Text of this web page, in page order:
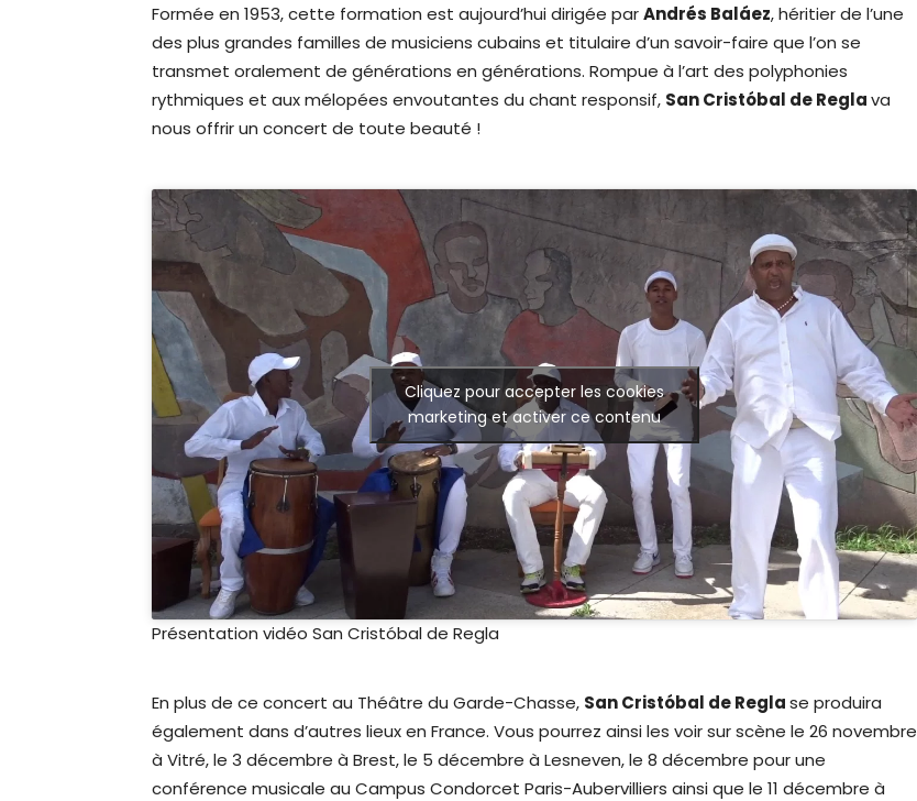
Formée en 1953, cette formation est aujourd’hui dirigée parAndrés Baláez, héritier de l’une
des plus grandes familles de musiciens cubains et titulaire d’un savoir-faire que l’on se
transmet oralement de générations en générations. Rompue à l’art des polyphonies
rythmiques et aux mélopées envoutantes du chant responsif, San Cristóbal de Reglava
nous offrir un concert de toute beauté !
Cliquez pour accepter les cookies
marketing et activer ce contenu
Présentation vidéo San Cristóbal de Regla
En plus de ce concert au Théâtre du Garde-Chasse, San Cristóbal de Reglase produira
également dans d’autres lieux en France. Vous pourrez ainsi les voir sur scène le 26 novembre
à Vitré, le 3 décembre à Brest, le 5 décembre à Lesneven, le 8 décembre pour une
conférence musicale au Campus Condorcet Paris-Aubervilliers ainsi que le 11 décembre à